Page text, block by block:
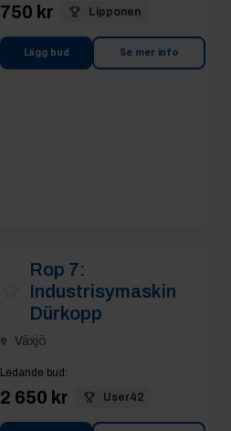
750 kr Lipponen
Lägg bud Se mer info
Rop 7:
Industrisymaskin
Dürkopp
Växjö
Ledande bud :
2 650 kr User42